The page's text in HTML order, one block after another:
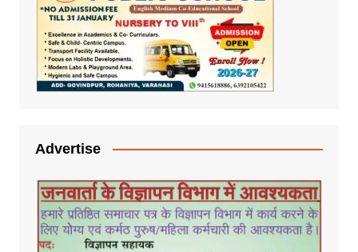
Advertise